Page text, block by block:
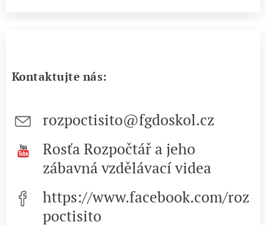
Kontaktujte nás:
rozpoctisito@fgdoskol.cz
Rosťa Rozpočtář a jeho
zábavná vzdělávací videa
https://www.facebook.com/roz
poctisito